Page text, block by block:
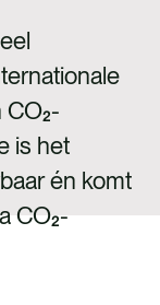
is het
én komt
CO₂-